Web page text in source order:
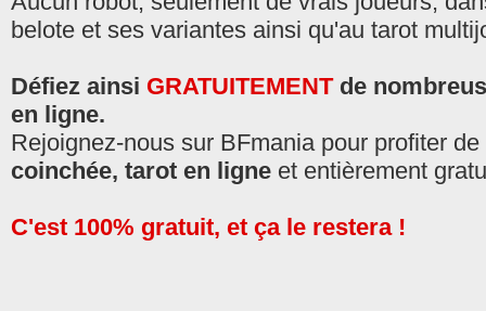
belote et ses variantes ainsi qu'au tarot
Défiez ainsi GRATUITEMENTde
en ligne.
Rejoignez-nous sur BFmania pour profiter
coinchée, tarot en ligne et entièrement
C'est 100% gratuit, et ça le restera !